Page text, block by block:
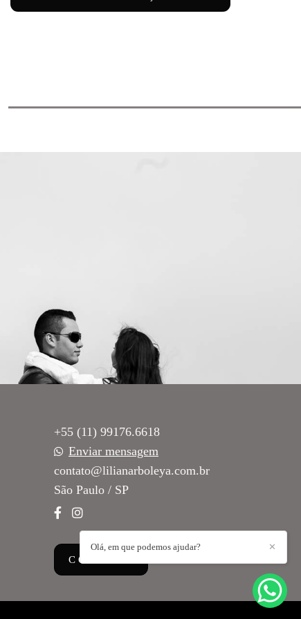
+55 (11) 99176.6618
Enviar mensagem
contato@lilianarboleya.com.br
São Paulo / SP
CONTATO
✕
Olá, em que podemos ajudar?